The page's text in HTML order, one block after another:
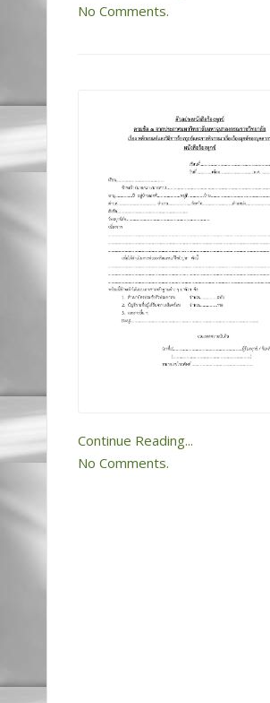
No Comments.
Continue Reading...
No Comments.